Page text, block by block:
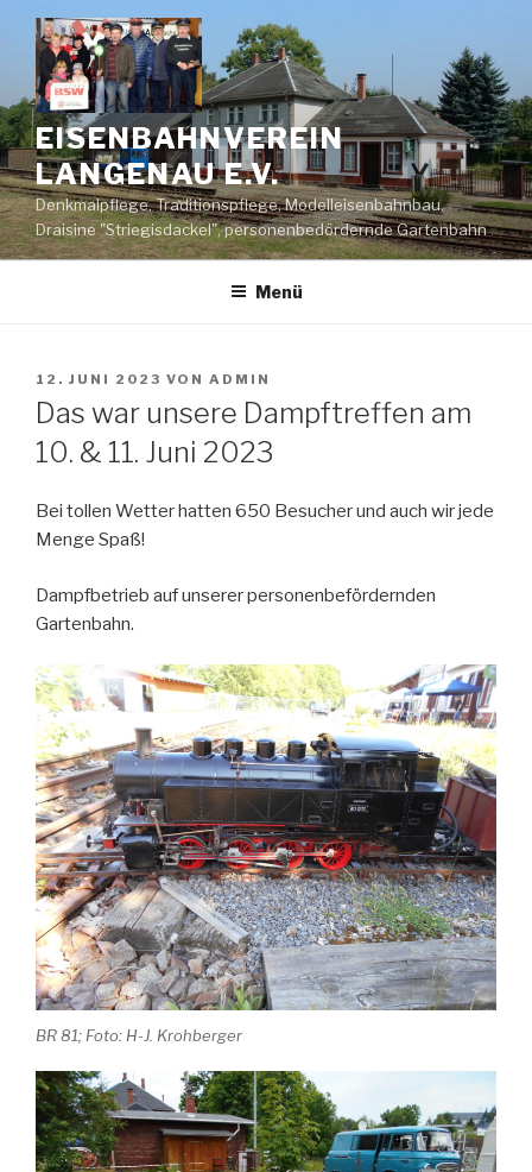
Inhalt
springen
EISENBAHNVEREIN
LANGENAU E.V.
Denkmalpflege, Traditionspflege, Modelleisenbahnbau,
Draisine "Striegisdackel", personenbedördernde Gartenbahn
Menü
VERÖFFENTLICHT
AM
12. JUNI 2023 VON ADMIN
Das war unsere Dampftreffen am
10. & 11. Juni 2023
Bei tollen Wetter hatten 650 Besucher und auch wir jede
Menge Spaß!
Dampfbetrieb auf unserer personenbefördernden
Gartenbahn.
BR 81; Foto: H-J. Krohberger